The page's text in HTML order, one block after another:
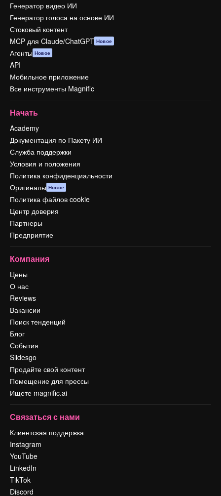
Генератор видео ИИ
Генератор голоса на основе ИИ
Стоковый контент
MCP для Claude/ChatGPT Новое
Агенты Новое
API
Мобильное приложение
Все инструменты Magnific
Начать
Academy
Документация по Пакету ИИ
Служба поддержки
Условия и положения
Политика конфиденциальности
Оригиналы Новое
Политика файлов cookie
Центр доверия
Партнеры
Предприятие
Компания
Цены
О нас
Reviews
Вакансии
Поиск тенденций
Блог
События
Slidesgo
Продайте свой контент
Помещение для прессы
Ищете magnific.ai
Связаться с нами
Клиентская поддержка
Instagram
YouTube
LinkedIn
TikTok
Discord